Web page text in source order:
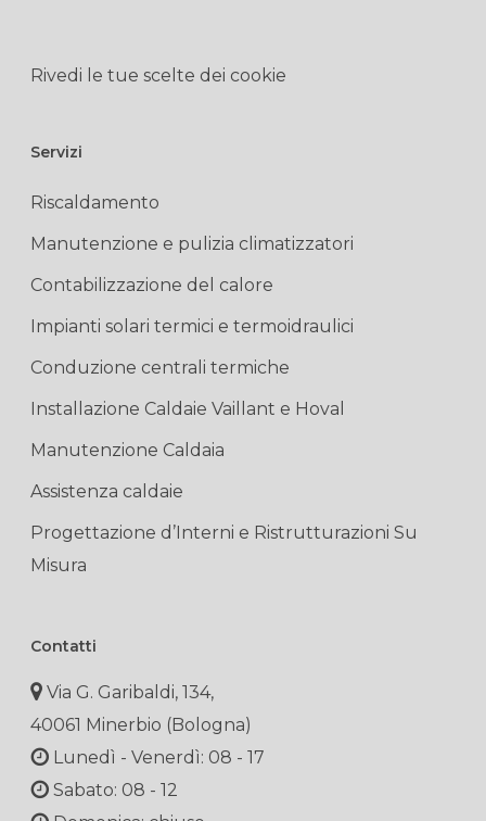
Rivedi le tue scelte dei cookie
Servizi
Riscaldamento
Manutenzione e pulizia climatizzatori
Contabilizzazione del calore
Impianti solari termici e termoidraulici
Conduzione centrali termiche
Installazione Caldaie Vaillant e Hoval
Manutenzione Caldaia
Assistenza caldaie
Progettazione d’Interni e Ristrutturazioni Su
Misura
Contatti
Via G. Garibaldi, 134,
40061 Minerbio (Bologna)
Lunedì - Venerdì: 08 - 17
Sabato: 08 - 12